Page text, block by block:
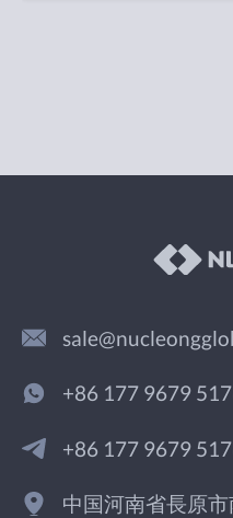
+86 177 9679
+86 177 9679
中国河南省長原市